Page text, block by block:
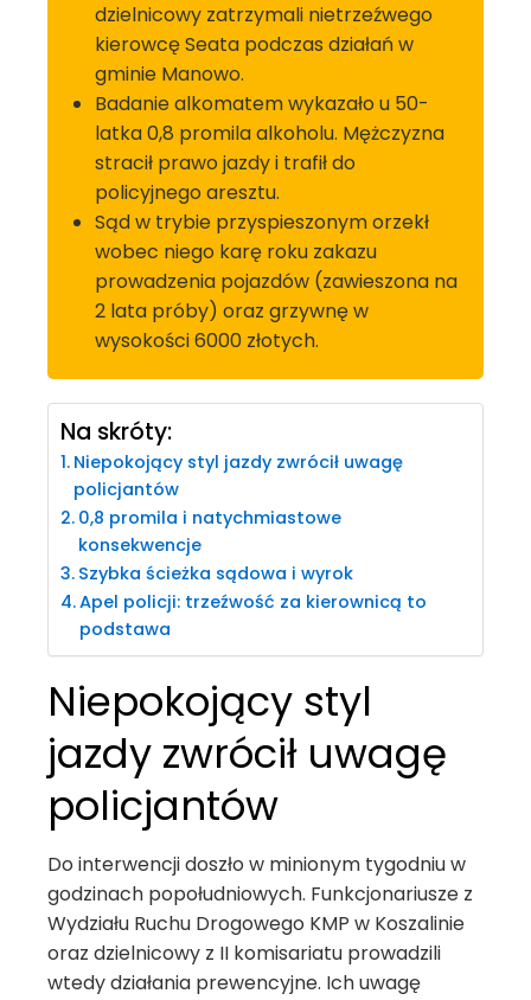
dzielnicowy zatrzymali nietrzeźwego
kierowcę Seata podczas działań w
gminie Manowo.
Badanie alkomatem wykazało u 50-
latka 0,8 promila alkoholu. Mężczyzna
stracił prawo jazdy i trafił do
policyjnego aresztu.
Sąd w trybie przyspieszonym orzekł
wobec niego karę roku zakazu
prowadzenia pojazdów (zawieszona na
2 lata próby) oraz grzywnę w
wysokości 6000 złotych.
Na skróty:
Niepokojący styl jazdy zwrócił uwagę
policjantów
0,8 promila i natychmiastowe
konsekwencje
Szybka ścieżka sądowa i wyrok
Apel policji: trzeźwość za kierownicą to
podstawa
Niepokojący styl
jazdy zwrócił uwagę
policjantów
Do interwencji doszło w minionym tygodniu w
godzinach popołudniowych. Funkcjonariusze z
Wydziału Ruchu Drogowego KMP w Koszalinie
oraz dzielnicowy z II komisariatu prowadzili
wtedy działania prewencyjne. Ich uwagę